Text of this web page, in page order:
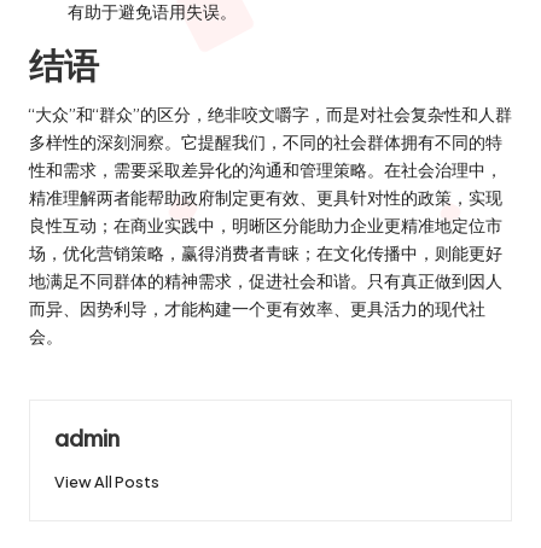
有助于避免语用失误。
结语
“大众”和“群众”的区分，绝非咬文嚼字，而是对社会复杂性和人群
多样性的深刻洞察。它提醒我们，不同的社会群体拥有不同的特
性和需求，需要采取差异化的沟通和管理策略。在社会治理中，
精准理解两者能帮助政府制定更有效、更具针对性的政策，实现
良性互动；在商业实践中，明晰区分能助力企业更精准地定位市
场，优化营销策略，赢得消费者青睐；在文化传播中，则能更好
地满足不同群体的精神需求，促进社会和谐。只有真正做到因人
而异、因势利导，才能构建一个更有效率、更具活力的现代社
会。
admin
View All Posts